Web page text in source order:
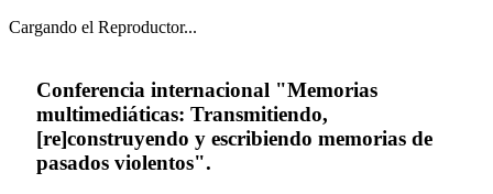
Cargando el Reproductor...
Conferencia internacional "Memorias
multimediáticas: Transmitiendo,
[re]construyendo y escribiendo memorias de
pasados violentos".